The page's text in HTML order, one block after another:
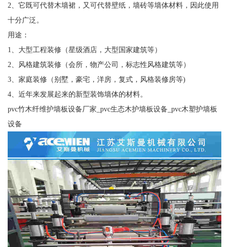
2、它既可代替木墙裙，又可代替壁纸，墙砖等墙体材料，因此使用
十分广泛。
用途：
1、大型工程装修（星级酒店，大型国家建筑等）
2、风格建筑装修（会所，物产公司，标志性风格建筑等）
3、家庭装修（别墅，豪宅，洋房，复式，风格装修房等)
4、近年来发展起来的新型装饰墙体的材料。
pvc竹木纤维护墙板设备厂家_pvc生态木护墙板设备_pvc木塑护墙板
设备